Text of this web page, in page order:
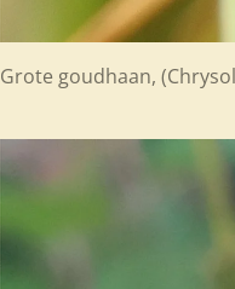
Grote goudhaan, (